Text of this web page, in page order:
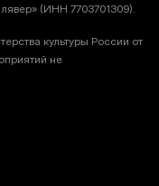
(ИНН 7703701309).
культуры России от
не